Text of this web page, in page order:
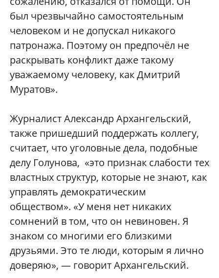
был чрезвычайно самостоятельным
человеком и не допускал никакого
патронажа. Поэтому он предпочёл не
раскрывать конфликт даже такому
уважаемому человеку, как Дмитрий
Муратов».
Журналист Александр Архангельский,
также пришедший поддержать коллегу,
считает, что уголовные дела, подобные
делу Голунова, «это признак слабости тех
властных структур, которые не знают, как
управлять демократическим
обществом». «У меня нет никаких
сомнений в том, что он невиновен. Я
знаком со многими его близкими
друзьями. Это те люди, которым я лично
доверяю», — говорит Архангельский.